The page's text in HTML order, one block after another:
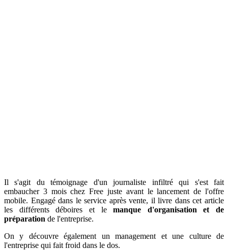
Il s'agit du témoignage d'un journaliste infiltré qui s'est fait
embaucher 3 mois chez Free juste avant le lancement de l'offre
mobile. Engagé dans le service après vente, il livre dans cet article
les différents déboires et lemanque d'organisation et de
préparation de l'entreprise.
On y découvre également un management et une culture de
l'entreprise qui fait froid dans le dos.